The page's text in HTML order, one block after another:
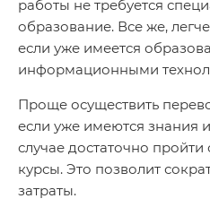
работы не требуется
образование. Все же,
если уже имеется
информационными
Проще осуществить
если уже имеются знания
случае достаточно
курсы. Это позволит
затраты.